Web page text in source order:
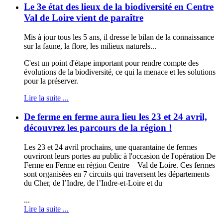
Le 3e état des lieux de la biodiversité en Centre
Val de Loire vient de paraître
Mis à jour tous les 5 ans, il dresse le bilan de la connaissance
sur la faune, la flore, les milieux naturels...
C'est un point d'étape important pour rendre compte des
évolutions de la biodiversité, ce qui la menace et les solutions
pour la préserver.
Lire la suite ...
De ferme en ferme aura lieu les 23 et 24 avril,
découvrez les parcours de la région !
Les 23 et 24 avril prochains, une quarantaine de fermes
ouvriront leurs portes au public à l'occasion de l'opération De
Ferme en Ferme en région Centre – Val de Loire. Ces fermes
sont organisées en 7 circuits qui traversent les départements
du Cher, de l’Indre, de l’Indre-et-Loire et du
...
Lire la suite ...